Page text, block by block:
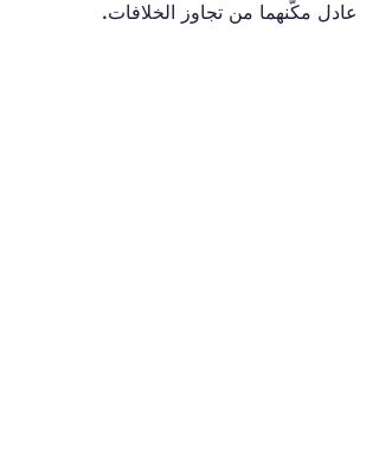
عادل مكّنهما من تجاوز الخلافات.